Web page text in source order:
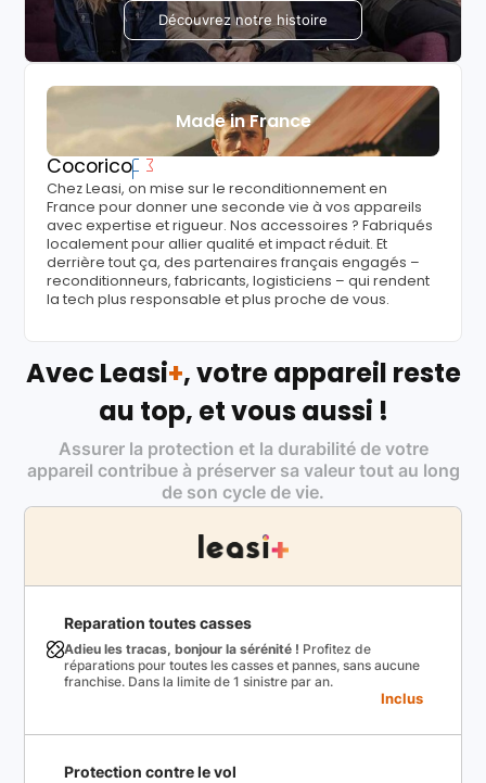
Découvrez notre histoire
Made in France
Cocorico
Chez Leasi, on mise sur le reconditionnement en
France pour donner une seconde vie à vos appareils
avec expertise et rigueur. Nos accessoires ? Fabriqués
localement pour allier qualité et impact réduit. Et
derrière tout ça, des partenaires français engagés –
reconditionneurs, fabricants, logisticiens – qui rendent
la tech plus responsable et plus proche de vous.
Avec Leasi+, votre appareil reste
au top, et vous aussi !
Assurer la protection et la durabilité de votre
appareil contribue à préserver sa valeur tout au long
de son cycle de vie.
Reparation toutes casses
Adieu les tracas, bonjour la sérénité ! Profitez de
réparations pour toutes les casses et pannes, sans aucune
franchise. Dans la limite de 1 sinistre par an.
Inclus
Protection contre le vol